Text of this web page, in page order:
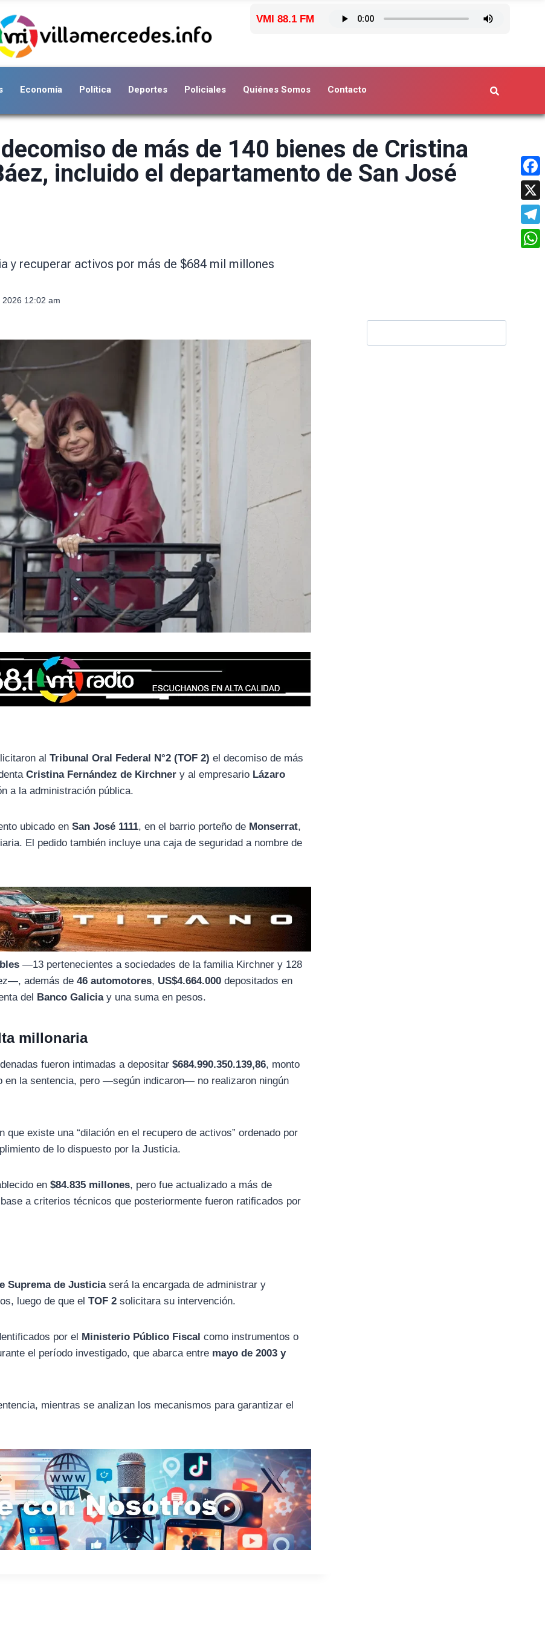
VMI 88.1 FM
Economía Política Deportes Policiales Quiénes Somos Contacto
de más de 140 bienes de Cristina
incluido el departamento de San José
y recuperar activos por más de $684 mil millones
2026 12:02 am
alTribunal Oral Federal N°2 (TOF 2) el decomiso de más
Cristina Fernández de Kirchner y al empresario Lázaro
a la administración pública.
ubicado enSan José 1111, en el barrio porteño de Monserrat,
El pedido también incluye una caja de seguridad a nombre de
—13 pertenecientes a sociedades de la familia Kirchner y 128
además de46 automotores, US$4.664.000 depositados en
del Banco Galiciay una suma en pesos.
millonaria
fueron intimadas a depositar$684.990.350.139,86, monto
en la sentencia, pero —según indicaron— no realizaron ningún
existe una “dilación en el recupero de activos” ordenado por
de lo dispuesto por la Justicia.
en$84.835 millones, pero fue actualizado a más de
a criterios técnicos que posteriormente fueron ratificados por
Suprema de Justiciaserá la encargada de administrar y
luego de que elTOF 2 solicitara su intervención.
por el Ministerio Público Fiscal como instrumentos o
el período investigado, que abarca entre mayo de 2003 y
mientras se analizan los mecanismos para garantizar el
X